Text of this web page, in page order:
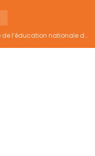
Rentrée scolaire 2026-2027 : Le ministère de l’éducation nationale dément tout report et maintient la date du 14 septembre